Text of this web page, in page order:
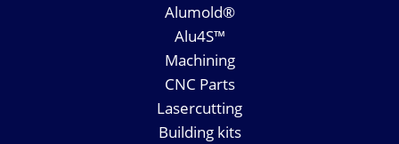
Alumold®
Alu4S™
Machining
CNC Parts
Lasercutting
Building kits